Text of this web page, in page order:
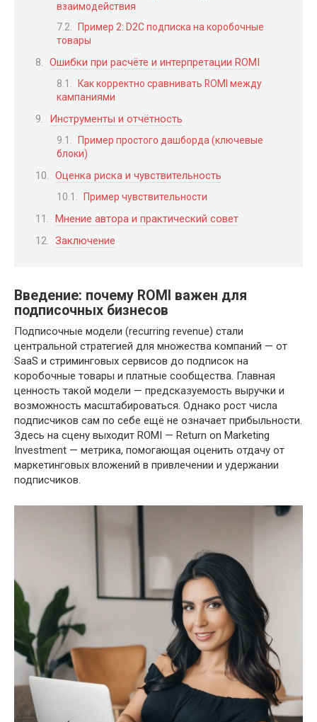
взаимодействия
Пример 2: D2C подписка на коробочные
товары
Ошибки при расчёте и интерпретации ROMI
Как корректно сравнивать ROMI между
кампаниями
Инструменты и отчётность
Пример простого дашборда (ключевые
блоки)
Оценка риска и чувствительность
Пример чувствительности
Мнение автора и практический совет
Заключение
Введение: почему ROMI важен для
подписочных бизнесов
Подписочные модели (recurring revenue) стали
центральной стратегией для множества компаний — от
SaaS и стриминговых сервисов до подписок на
коробочные товары и платные сообщества. Главная
ценность такой модели — предсказуемость выручки и
возможность масштабироваться. Однако рост числа
подписчиков сам по себе ещё не означает прибыльности.
Здесь на сцену выходит ROMI — Return on Marketing
Investment — метрика, помогающая оценить отдачу от
маркетинговых вложений в привлечении и удержании
подписчиков.